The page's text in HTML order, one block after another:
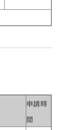
申請時
間